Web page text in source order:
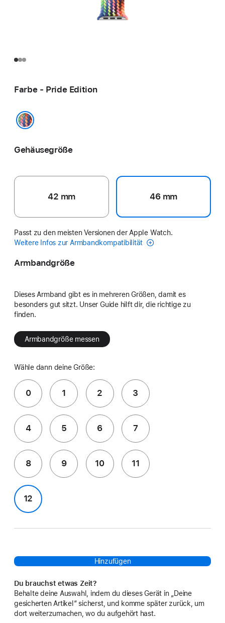
Farbe - Pride Edition
Gehäusegröße
42 mm 46 mm
Passt zu den meisten Versionen der Apple Watch.
Weitere Infos zur Armbandkompatibilität
Armbandgröße
Dieses Armband gibt es in mehreren Größen, damit es
besonders gut sitzt. Unser Guide hilft dir, die richtige zu
finden.
Armbandgröße messen
Wähle dann deine Größe:
0 1 2 3
4 5 6 7
8 9 10 11
12
Hinzufügen
Du brauchst etwas Zeit?
Behalte deine Auswahl, indem du dieses Gerät in „Deine
gesicherten Artikel“ sicherst, und komme später zurück, um
dort weiterzumachen, wo du aufgehört hast.